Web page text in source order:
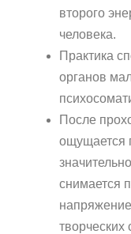
второго
человека.
Практика
органов
После
ощущается
снимается
творческих